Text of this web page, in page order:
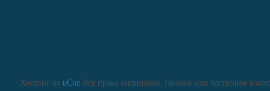
Хостинг от uCozВсе права защищены. Полное или частичное